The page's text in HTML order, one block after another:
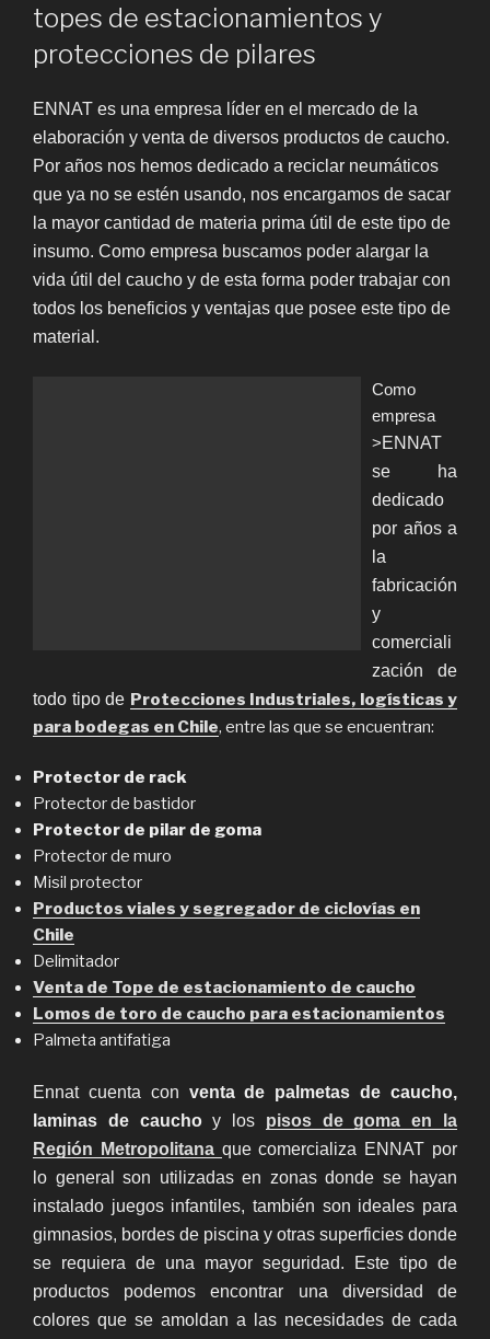
topes de estacionamientos y
protecciones de pilares
ENNAT es una empresa líder en el mercado de la
elaboración y venta de diversos productos de caucho.
Por años nos hemos dedicado a reciclar neumáticos
que ya no se estén usando, nos encargamos de sacar
la mayor cantidad de materia prima útil de este tipo de
insumo. Como empresa buscamos poder alargar la
vida útil del caucho y de esta forma poder trabajar con
todos los beneficios y ventajas que posee este tipo de
material.
Como
empresa
>ENNAT
se ha
dedicado
por años a
la
fabricación
y
comerciali
zación de
todo tipo de Protecciones Industriales, logísticas y
para bodegas en Chile, entre las que se encuentran:
Protector de rack
Protector de bastidor
Protector de pilar de goma
Protector de muro
Misil protector
Productos viales y segregador de ciclovías en
Chile
Delimitador
Venta de Tope de estacionamiento de caucho
Lomos de toro de caucho para estacionamientos
Palmeta antifatiga
Ennat cuenta con venta de palmetas de caucho,
laminas de cauchoy los pisos de goma en la
Región Metropolitana que comercializa ENNAT por
lo general son utilizadas en zonas donde se hayan
instalado juegos infantiles, también son ideales para
gimnasios, bordes de piscina y otras superficies donde
se requiera de una mayor seguridad. Este tipo de
productos podemos encontrar una diversidad de
colores que se amoldan a las necesidades de cada